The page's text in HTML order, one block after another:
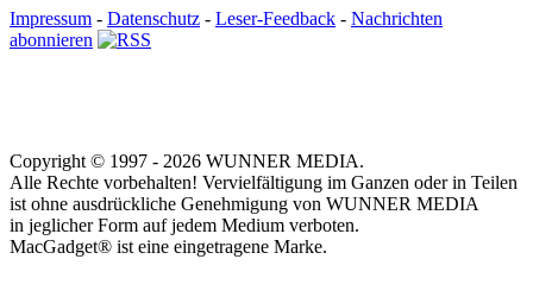
Impressum - Datenschutz - Leser-Feedback - Nachrichten
abonnieren
Copyright © 1997 - 2026 WUNNER MEDIA.
Alle Rechte vorbehalten! Vervielfältigung im Ganzen oder in Teilen
ist ohne ausdrückliche Genehmigung von WUNNER MEDIA
in jeglicher Form auf jedem Medium verboten.
MacGadget® ist eine eingetragene Marke.